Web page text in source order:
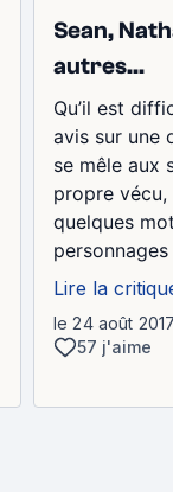
Sean,
autres...
Qu’il est
avis sur
se mêle aux
propre
quelques
Lire la
le 24 août
57 j'aime